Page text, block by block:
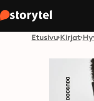
Etusivu Kirjat